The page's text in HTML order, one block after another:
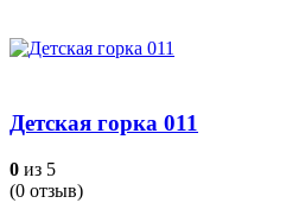
Детская горка 011
0 из 5
(0 отзыв)